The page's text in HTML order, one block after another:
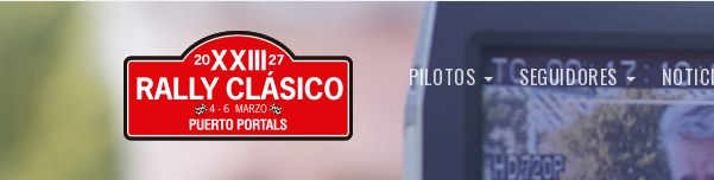
PILOTOS SEGUIDORES